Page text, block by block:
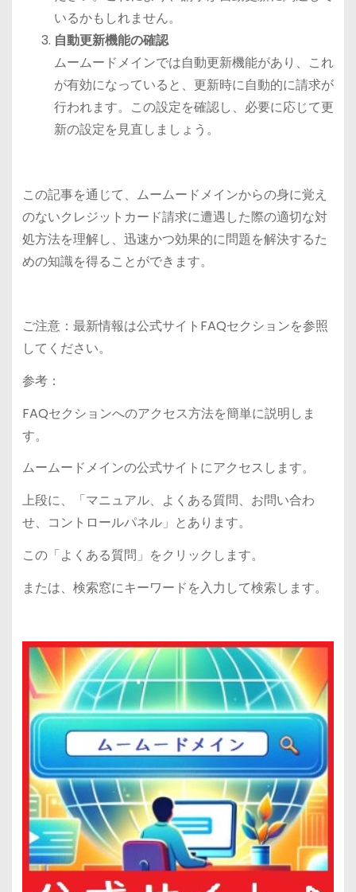
いるかもしれません。
自動更新機能の確認
ムームードメインでは自動更新機能があり、これ
が有効になっていると、更新時に自動的に請求が
行われます。この設定を確認し、必要に応じて更
新の設定を見直しましょう。
この記事を通じて、ムームードメインからの身に覚え
のないクレジットカード請求に遭遇した際の適切な対
処方法を理解し、迅速かつ効果的に問題を解決するた
めの知識を得ることができます。
ご注意：最新情報は公式サイトFAQセクションを参照
してください。
参考：
FAQセクションへのアクセス方法を簡単に説明しま
す。
ムームードメインの公式サイトにアクセスします。
上段に、「マニュアル、よくある質問、お問い合わ
せ、コントロールパネル」とあります。
この「よくある質問」をクリックします。
または、検索窓にキーワードを入力して検索します。